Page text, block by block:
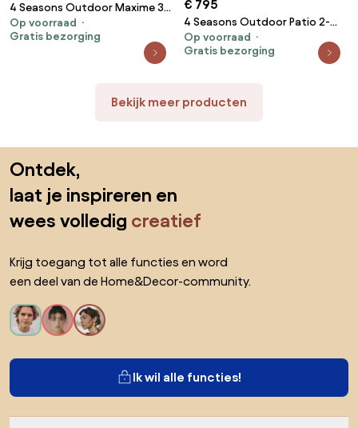
4 Seasons Outdoor Maxime 3-
zits loungebank terre
Loungebank bruin
Op voorraad
Gratis bezorging
€ 795
4 Seasons Outdoor Patio 2-
zitter Rechts Tuinbank
antraciet weerbestendig
Op voorraad
Gratis bezorging
Bekijk meer producten
Ontdek,
laat je inspireren en
wees volledig creatief
Krijg toegang tot alle functies en word
een deel van de Home&Decor-community.
Ik wil alle functies!